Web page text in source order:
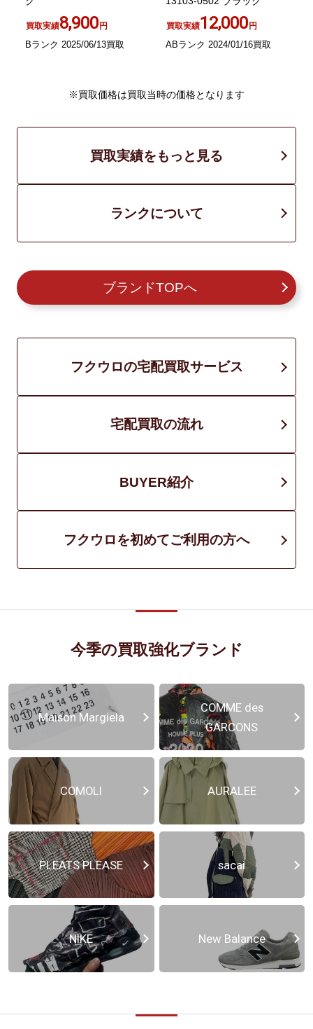
買取実績8,900円
Bランク 2025/06/13買取
買取実績12,000円
ABランク 2024/01/16買取
※買取価格は買取当時の価格となります
買取実績をもっと見る
ランクについて
ブランドTOPへ
フクウロの宅配買取サービス
宅配買取の流れ
BUYER紹介
フクウロを初めてご利用の方へ
今季の買取強化ブランド
Maison Margiela
COMME des
GARCONS
COMOLI AURALEE
PLEATS PLEASE sacai
NIKE New Balance